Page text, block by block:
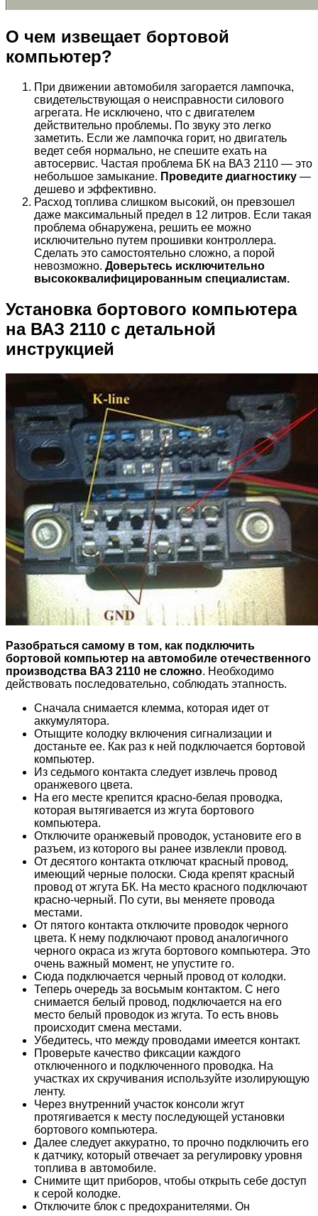
О чем извещает бортовой
компьютер?
При движении автомобиля загорается лампочка,
свидетельствующая о неисправности силового
агрегата. Не исключено, что с двигателем
действительно проблемы. По звуку это легко
заметить. Если же лампочка горит, но двигатель
ведет себя нормально, не спешите ехать на
автосервис. Частая проблема БК на ВАЗ 2110 — это
небольшое замыкание. Проведите диагностику —
дешево и эффективно.
Расход топлива слишком высокий, он превзошел
даже максимальный предел в 12 литров. Если такая
проблема обнаружена, решить ее можно
исключительно путем прошивки контроллера.
Сделать это самостоятельно сложно, а порой
невозможно. Доверьтесь исключительно
высококвалифицированным специалистам.
Установка бортового компьютера
на ВАЗ 2110 с детальной
инструкцией
Разобраться самому в том, как подключить
бортовой компьютер на автомобиле отечественного
производства ВАЗ 2110 не сложно. Необходимо
действовать последовательно, соблюдать этапность.
Сначала снимается клемма, которая идет от
аккумулятора.
Отыщите колодку включения сигнализации и
достаньте ее. Как раз к ней подключается бортовой
компьютер.
Из седьмого контакта следует извлечь провод
оранжевого цвета.
На его месте крепится красно-белая проводка,
которая вытягивается из жгута бортового
компьютера.
Отключите оранжевый проводок, установите его в
разъем, из которого вы ранее извлекли провод.
От десятого контакта отключат красный провод,
имеющий черные полоски. Сюда крепят красный
провод от жгута БК. На место красного подключают
красно-черный. По сути, вы меняете провода
местами.
От пятого контакта отключите проводок черного
цвета. К нему подключают провод аналогичного
черного окраса из жгута бортового компьютера. Это
очень важный момент, не упустите го.
Сюда подключается черный провод от колодки.
Теперь очередь за восьмым контактом. С него
снимается белый провод, подключается на его
место белый проводок из жгута. То есть вновь
происходит смена местами.
Убедитесь, что между проводами имеется контакт.
Проверьте качество фиксации каждого
отключенного и подключенного проводка. На
участках их скручивания используйте изолирующую
ленту.
Через внутренний участок консоли жгут
протягивается к месту последующей установки
бортового компьютера.
Далее следует аккуратно, то прочно подключить его
к датчику, который отвечает за регулировку уровня
топлива в автомобиле.
Снимите щит приборов, чтобы открыть себе доступ
к серой колодке.
Отключите блок с предохранителями. Он